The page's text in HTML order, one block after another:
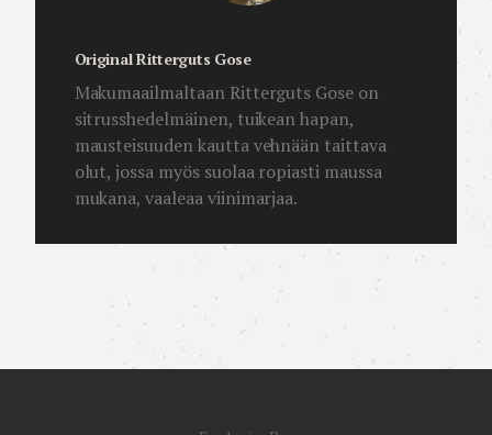
Original Ritterguts Gose
Makumaailmaltaan Ritterguts Gose on
sitrusshedelmäinen, tuikean hapan,
mausteisuuden kautta vehnään taittava
olut, jossa myös suolaa ropiasti maussa
mukana, vaaleaa viinimarjaa.